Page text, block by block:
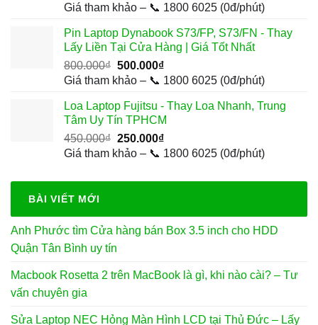
gốc
600.000₫.
hiện
là:
300.000₫.
Giá tham khảo – 📞 1800 6025 (0đ/phút)
Pin Laptop Dynabook S73/FP, S73/FN - Thay
Lấy Liền Tại Cửa Hàng | Giá Tốt Nhất
800.000₫ Giá
gốc
800.000₫.
500.000₫Giá
hiện
là:
500.000₫.
Giá tham khảo – 📞 1800 6025 (0đ/phút)
Loa Laptop Fujitsu - Thay Loa Nhanh, Trung
Tâm Uy Tín TPHCM
450.000₫ Giá
gốc
450.000₫.
250.000₫Giá
hiện
là:
Giá tham khảo – 📞 1800 6025 (0đ/phút)
BÀI VIẾT MỚI
Anh Phước tìm Cửa hàng bán Box 3.5 inch cho HDD
Quận Tân Bình uy tín
Macbook Rosetta 2 trên MacBook là gì, khi nào cài? – Tư
vấn chuyên gia
Sửa Laptop NEC Hỏng Màn Hình LCD tại Thủ Đức – Lấy